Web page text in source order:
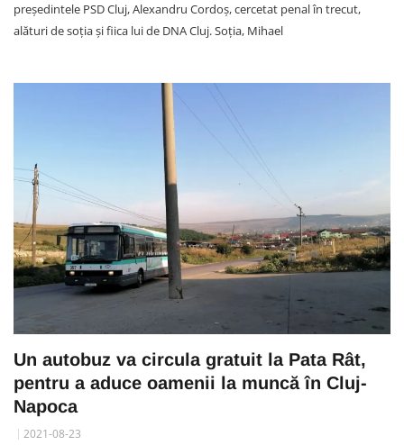
președintele PSD Cluj, Alexandru Cordoș, cercetat penal în trecut,
alături de soția și fiica lui de DNA Cluj. Soția, Mihael
Un autobuz va circula gratuit la Pata Rât,
pentru a aduce oamenii la muncă în Cluj-
Napoca
2021-08-23